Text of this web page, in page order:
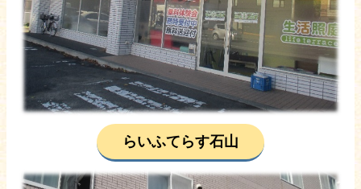
らいふてらす石山